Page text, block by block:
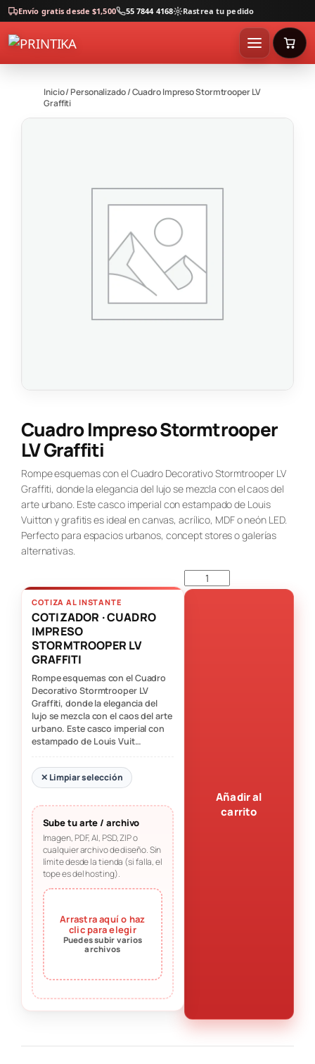
Envío gratis desde $1,500 55 7844 4168 Rastrea tu pedido
Inicio/Personalizado/ Cuadro Impreso Stormtrooper LV
Graffiti
Cuadro Impreso Stormtrooper
LV Graffiti
Rompe esquemas con el Cuadro Decorativo Stormtrooper LV
Graffiti, donde la elegancia del lujo se mezcla con el caos del
arte urbano. Este casco imperial con estampado de Louis
Vuitton y grafitis es ideal en canvas, acrílico, MDF o neón LED.
Perfecto para espacios urbanos, concept stores o galerías
alternativas.
COTIZA AL INSTANTE
COTIZADOR · CUADRO
IMPRESO
STORMTROOPER LV
GRAFFITI
Rompe esquemas con el Cuadro
Decorativo Stormtrooper LV
Graffiti, donde la elegancia del
lujo se mezcla con el caos del arte
urbano. Este casco imperial con
estampado de Louis Vuit…
✕ Limpiar selección
Sube tu arte / archivo
Imagen, PDF, AI, PSD, ZIP o
cualquier archivo de diseño. Sin
límite desde la tienda (si falla, el
tope es del hosting).
Arrastra aquí o haz
clic para elegir
Puedes subir varios
archivos
Añadir al
carrito